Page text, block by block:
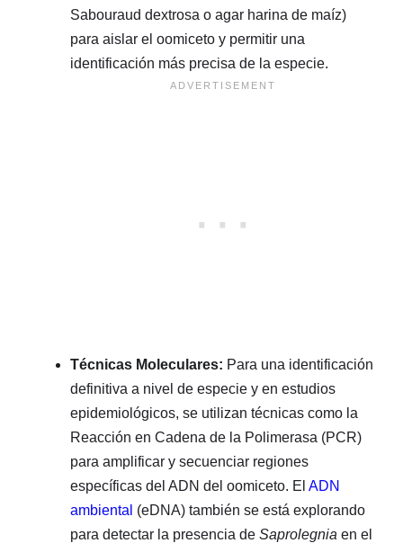
Sabouraud dextrosa o agar harina de maíz)
para aislar el oomiceto y permitir una
identificación más precisa de la especie.
Técnicas Moleculares: Para una identificación
definitiva a nivel de especie y en estudios
epidemiológicos, se utilizan técnicas como la
Reacción en Cadena de la Polimerasa (PCR)
para amplificar y secuenciar regiones
específicas del ADN del oomiceto. El ADN
ambiental (eDNA) también se está explorando
para detectar la presencia de Saprolegnia en el